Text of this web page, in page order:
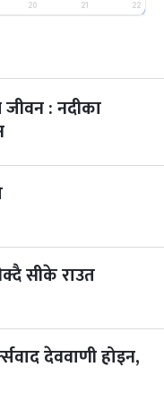
७ महिना बाँकी
20 21 22
: नदीका
सीके राउत
देववाणी होइन,